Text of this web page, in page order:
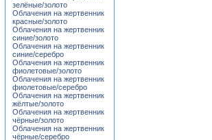
зелёные/золото
Облачения на жертвенник
красные/золото
Облачения на жертвенник
синие/золото
Облачения на жертвенник
синие/серебро
Облачения на жертвенник
фиолетовые/золото
Облачения на жертвенник
фиолетовые/серебро
Облачения на жертвенник
жёлтые/золото
Облачения на жертвенник
чёрные/золото
Облачения на жертвенник
чёрные/серебро